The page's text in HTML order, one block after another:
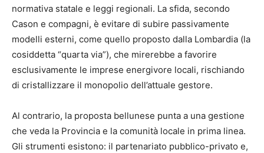
normativa statale e leggi regionali. La sfida, secondo
Cason e compagni, è evitare di subire passivamente
modelli esterni, come quello proposto dalla Lombardia (la
cosiddetta “quarta via”), che mirerebbe a favorire
esclusivamente le imprese energivore locali, rischiando
di cristallizzare il monopolio dell’attuale gestore.
Al contrario, la proposta bellunese punta a una gestione
che veda la Provincia e la comunità locale in prima linea.
Gli strumenti esistono: il partenariato pubblico-privato e,